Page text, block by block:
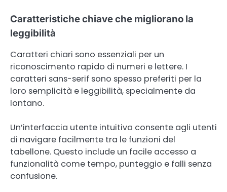
Caratteristiche chiave che migliorano la
leggibilità
Caratteri chiari sono essenziali per un
riconoscimento rapido di numeri e lettere. I
caratteri sans-serif sono spesso preferiti per la
loro semplicità e leggibilità, specialmente da
lontano.
Un’interfaccia utente intuitiva consente agli utenti
di navigare facilmente tra le funzioni del
tabellone. Questo include un facile accesso a
funzionalità come tempo, punteggio e falli senza
confusione.